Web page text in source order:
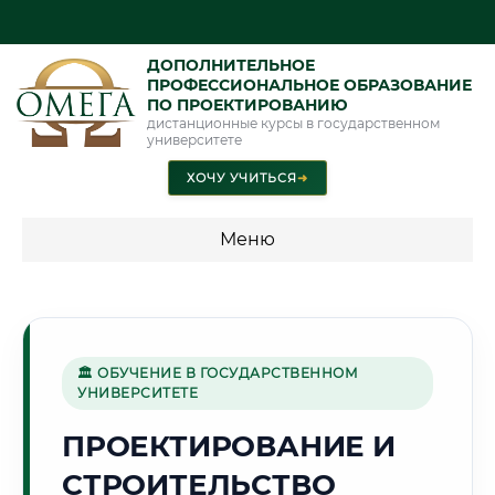
ДОПОЛНИТЕЛЬНОЕ
ПРОФЕССИОНАЛЬНОЕ ОБРАЗОВАНИЕ
ПО ПРОЕКТИРОВАНИЮ
дистанционные курсы в государственном
университете
ХОЧУ УЧИТЬСЯ➜
Меню
🏘️
Г. ВОРОНЕЖ
🏛 ОБУЧЕНИЕ В ГОСУДАРСТВЕННОМ
УНИВЕРСИТЕТЕ
ПРОЕКТИРОВАНИЕ И
СТРОИТЕЛЬСТВО